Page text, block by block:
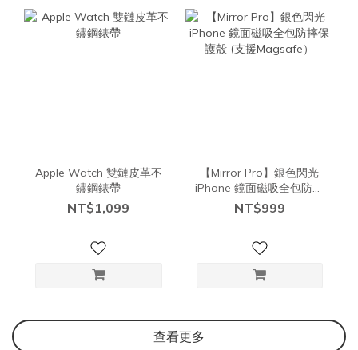
Apple Watch 雙鏈皮革不
鏽鋼錶帶
NT$1,099
【Mirror Pro】銀色閃光
iPhone 鏡面磁吸全包防摔
保護殼 (支援Magsafe）
NT$999
查看更多